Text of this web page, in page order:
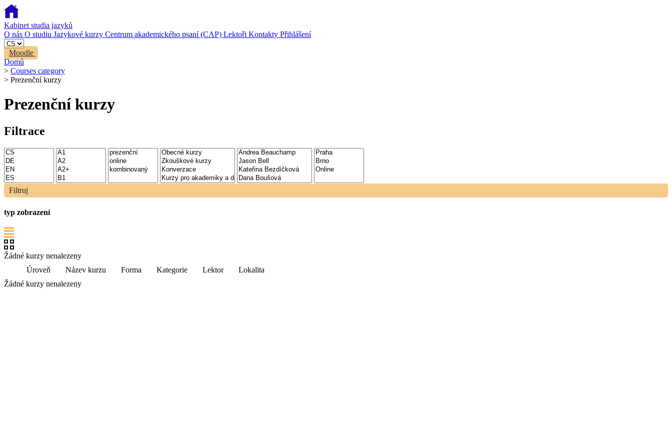
Kabinet studia jazyků
O nás O studiu Jazykové kurzy Centrum akademického psaní (CAP) Lektoři Kontakty Přihlášení
Moodle
Domů
> Courses category
> Prezenční kurzy
Prezenční kurzy
Filtrace
Filtruj
typ zobrazení
Žádné kurzy nenalezeny
Úroveň
Název kurzu Forma Kategorie Lektor
Lokalita
Žádné kurzy nenalezeny